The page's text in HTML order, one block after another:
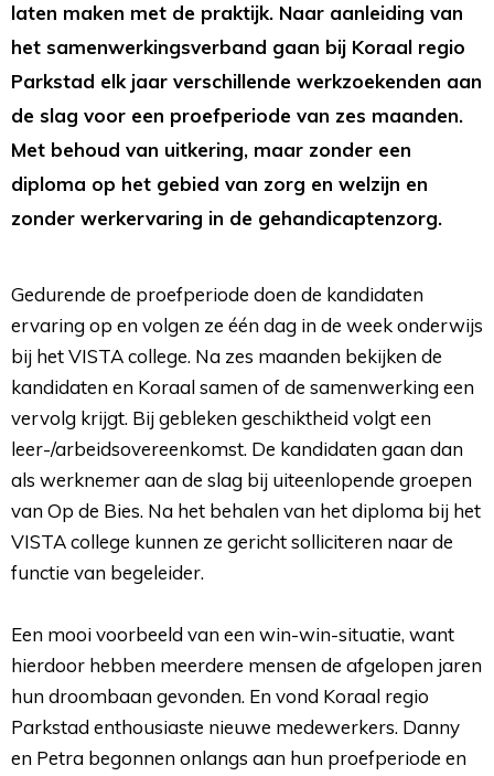
laten maken met de praktijk. Naar aanleiding van
het samenwerkingsverband gaan bij Koraal regio
Parkstad elk jaar verschillende werkzoekenden aan
de slag voor een proefperiode van zes maanden.
Met behoud van uitkering, maar zonder een
diploma op het gebied van zorg en welzijn en
zonder werkervaring in de gehandicaptenzorg.
Gedurende de proefperiode doen de kandidaten
ervaring op en volgen ze één dag in de week onderwijs
bij het VISTA college. Na zes maanden bekijken de
kandidaten en Koraal samen of de samenwerking een
vervolg krijgt. Bij gebleken geschiktheid volgt een
leer-/arbeidsovereenkomst. De kandidaten gaan dan
als werknemer aan de slag bij uiteenlopende groepen
van Op de Bies. Na het behalen van het diploma bij het
VISTA college kunnen ze gericht solliciteren naar de
functie van begeleider.
Een mooi voorbeeld van een win-win-situatie, want
hierdoor hebben meerdere mensen de afgelopen jaren
hun droombaan gevonden. En vond Koraal regio
Parkstad enthousiaste nieuwe medewerkers. Danny
en Petra begonnen onlangs aan hun proefperiode en